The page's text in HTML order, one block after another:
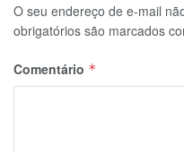
O seu endereço de e-mail
obrigatórios são marcados
Comentário *